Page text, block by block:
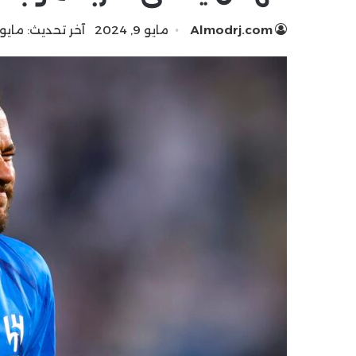
Almodrj.com مايو 9, 2024 آخر تحديث: مايو 9,